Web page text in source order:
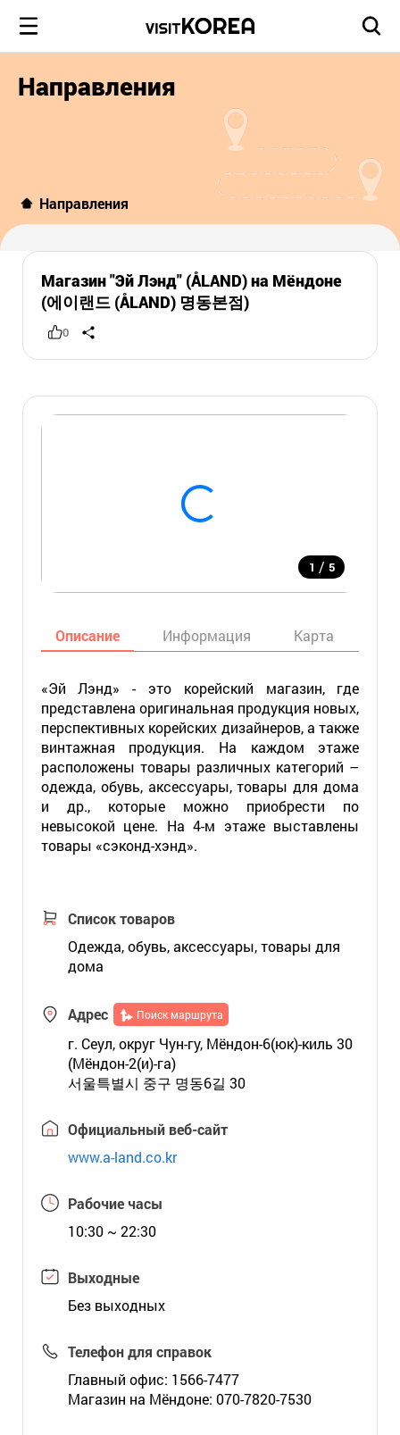
Направления
Направления
Магазин "Эй Лэнд" (ÅLAND) на Мёндоне
(에이랜드 (ÅLAND) 명동본점)
0
1 / 5
Описание Информация Карта
«Эй Лэнд» - это корейский магазин, где
представлена оригинальная продукция новых,
перспективных корейских дизайнеров, а также
винтажная продукция. На каждом этаже
расположены товары различных категорий –
одежда, обувь, аксессуары, товары для дома
и др., которые можно приобрести по
невысокой цене. На 4-м этаже выставлены
товары «сэконд-хэнд».
Список товаров
Одежда, обувь, аксессуары, товары для
дома
Адрес Поиск маршрута
г. Сеул, округ Чун-гу, Мёндон-6(юк)-киль 30
(Мёндон-2(и)-га)
서울특별시 중구 명동6길 30
Официальный веб-сайт
www.a-land.co.kr
Рабочие часы
10:30 ~ 22:30
Выходные
Без выходных
Телефон для справок
Главный офис: 1566-7477
Магазин на Мёндоне: 070-7820-7530